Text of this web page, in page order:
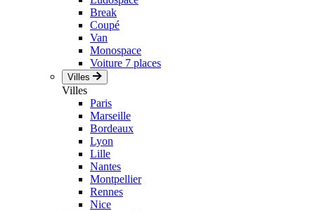
Break
Coupé
Van
Monospace
Voiture 7 places
Villes
Villes
Paris
Marseille
Bordeaux
Lyon
Lille
Nantes
Montpellier
Rennes
Nice